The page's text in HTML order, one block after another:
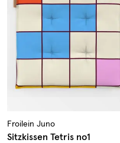
Froilein Juno
Sitzkissen Tetris no1